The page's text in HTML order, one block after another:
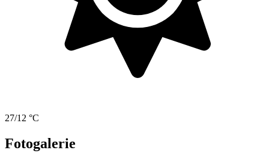
27/12 °C
Fotogalerie